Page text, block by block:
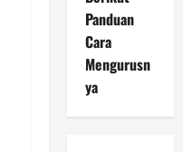
Panduan
Cara
Mengurusn
ya